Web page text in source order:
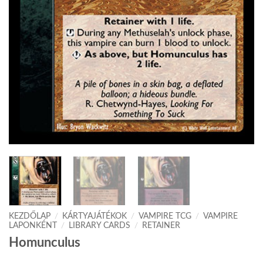
KEZDŐLAP / KÁRTYAJÁTÉKOK / VAMPIRE TCG /
VAMPIRE
LAPONKÉNT
/ LIBRARY CARDS / RETAINER
Homunculus